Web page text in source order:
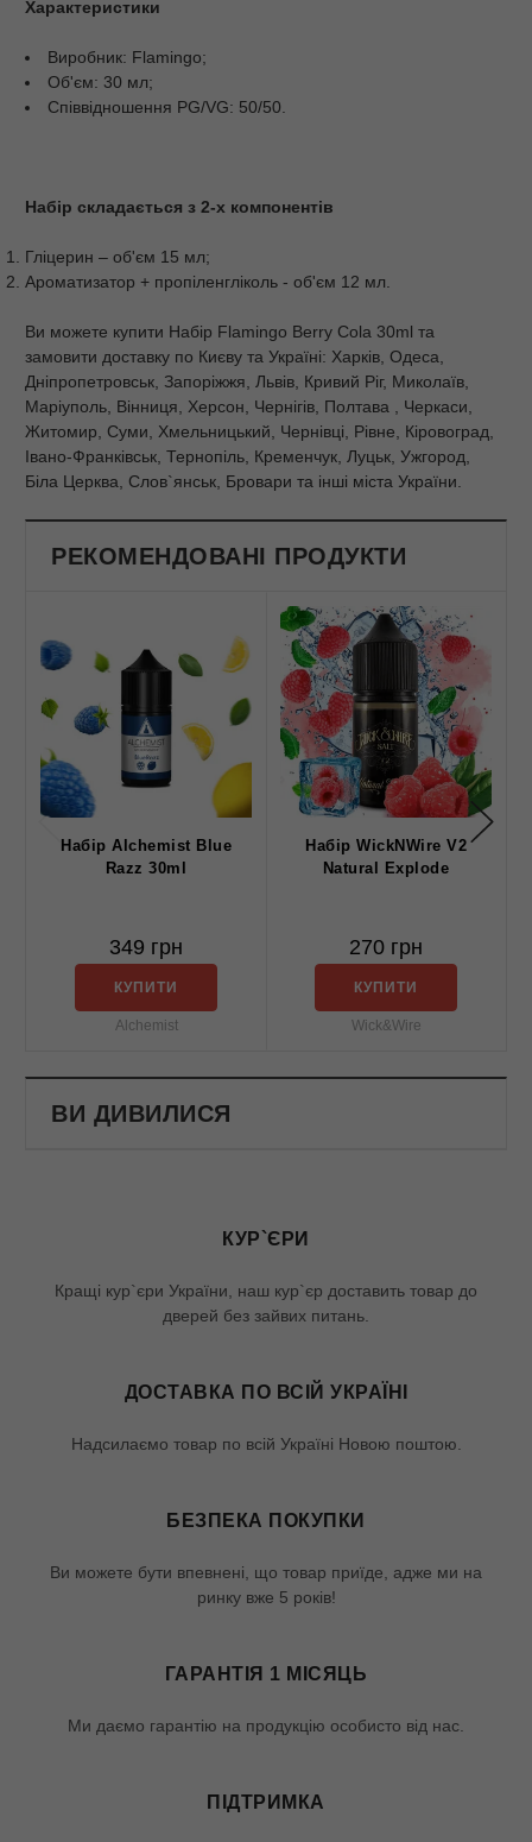
Характеристики
Виробник: Flamingo;
Об'єм: 30 мл;
Співвідношення PG/VG: 50/50.
Набір складається з 2-х компонентів
Гліцерин – об'єм 15 мл;
Ароматизатор + пропіленгліколь - об'єм 12 мл.
Ви можете купити Набір Flamingo Berry Cola 30ml та
замовити доставку по Києву та Україні: Харків, Одеса,
Дніпропетровськ, Запоріжжя, Львів, Кривий Ріг, Миколаїв,
Маріуполь, Вінниця, Херсон, Чернігів, Полтава , Черкаси,
Житомир, Суми, Хмельницький, Чернівці, Рівне, Кіровоград,
Івано-Франківськ, Тернопіль, Кременчук, Луцьк, Ужгород,
Біла Церква, Слов`янськ, Бровари та інші міста України.
РЕКОМЕНДОВАНІ ПРОДУКТИ
Набір Alchemist Blue
Razz 30ml
349 грн
КУПИТИ
Alchemist
Набір WickNWire V2
Natural Explode
270 грн
КУПИТИ
Wick&Wire
ВИ ДИВИЛИСЯ
КУР`ЄРИ
Кращі кур`єри України, наш кур`єр доставить товар до
дверей без зайвих питань.
ДОСТАВКА ПО ВСІЙ УКРАЇНІ
Надсилаємо товар по всій Україні Новою поштою.
БЕЗПЕКА ПОКУПКИ
Ви можете бути впевнені, що товар приїде, адже ми на
ринку вже 5 років!
ГАРАНТІЯ 1 МІСЯЦЬ
Ми даємо гарантію на продукцію особисто від нас.
ПІДТРИМКА